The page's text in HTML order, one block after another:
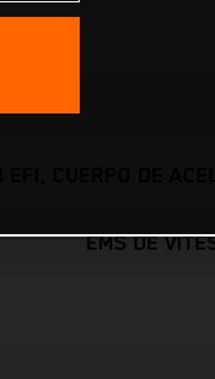
EFI, CUERPO DE
EMS DE